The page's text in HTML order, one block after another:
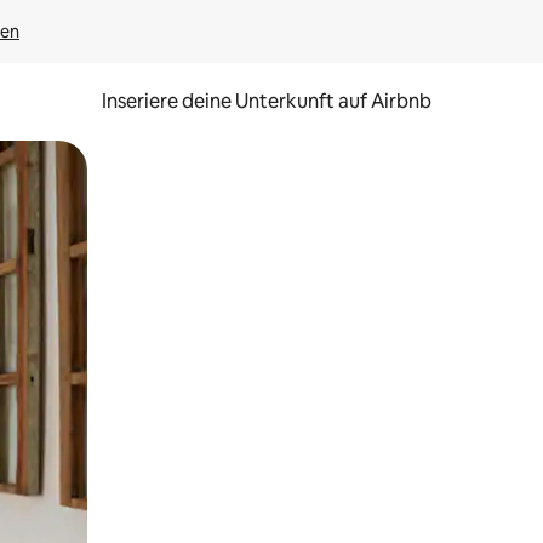
Inseriere deine Unterkunft auf Airbnb
oder Wischgesten.